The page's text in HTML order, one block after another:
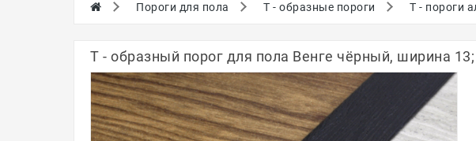
Пороги для пола Т - образные пороги Т - пороги
Т - образный порог для пола Венге чёрный, ширина